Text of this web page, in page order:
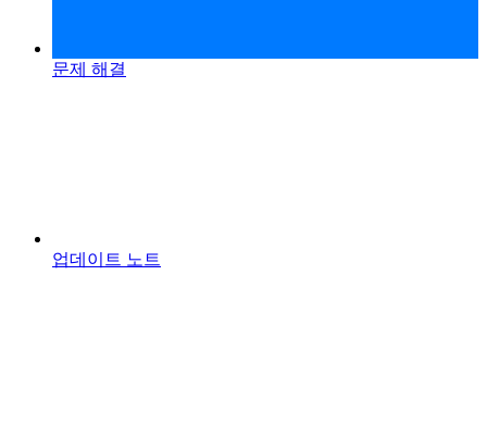
문제 해결
업데이트 노트